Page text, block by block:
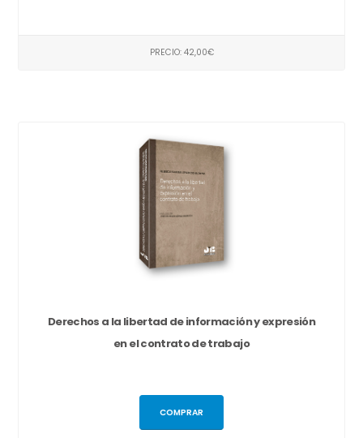
PRECIO: 42,00€
Derechos a la libertad de información y expresión
en el contrato de trabajo
COMPRAR